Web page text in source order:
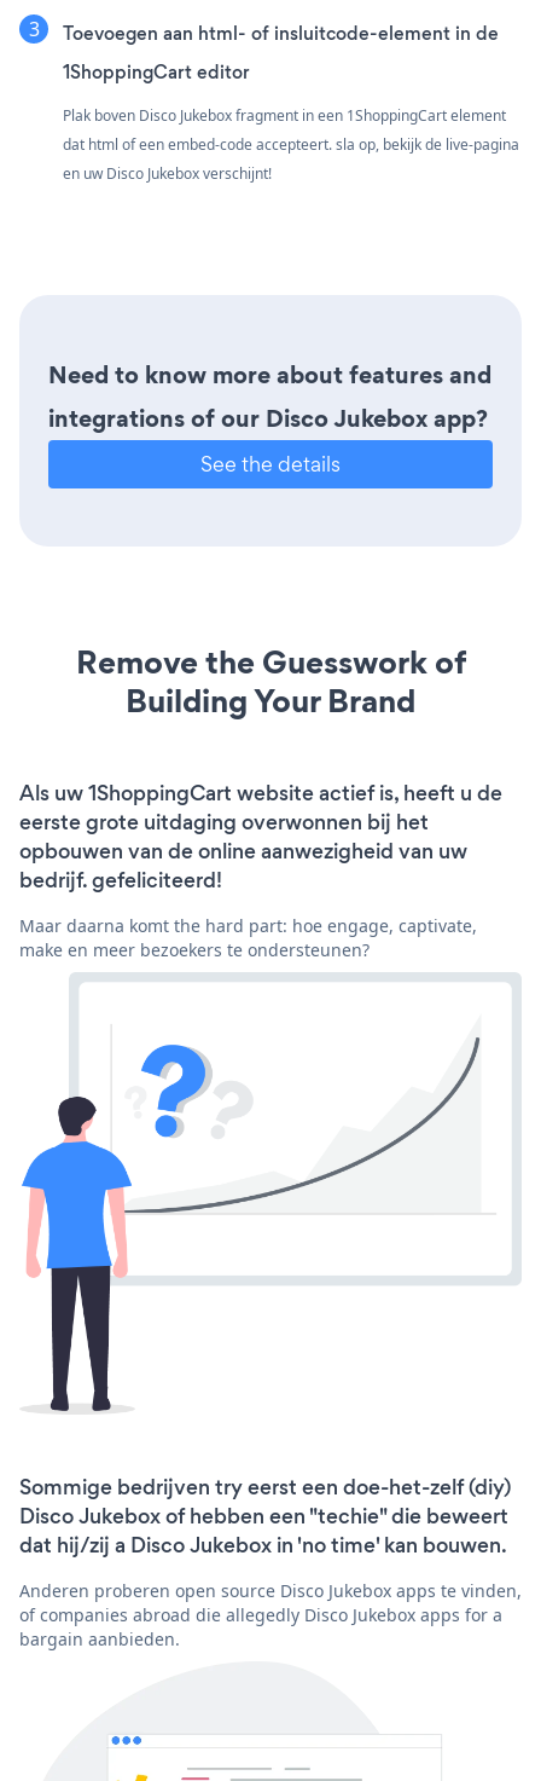
Toevoegen aan html- of insluitcode-element in de
1ShoppingCart editor
Plak boven Disco Jukebox fragment in een 1ShoppingCart element
dat html of een embed-code accepteert. sla op, bekijk de live-pagina
en uw Disco Jukebox verschijnt!
Need to know more about features and
integrations of our Disco Jukebox app?
See the details
Remove the Guesswork of
Building Your Brand
Als uw 1ShoppingCart website actief is, heeft u de
eerste grote uitdaging overwonnen bij het
opbouwen van de online aanwezigheid van uw
bedrijf. gefeliciteerd!
Maar daarna komt the hard part: hoe engage, captivate,
make en meer bezoekers te ondersteunen?
Sommige bedrijven try eerst een doe-het-zelf (diy)
Disco Jukebox of hebben een "techie" die beweert
dat hij/zij a Disco Jukebox in 'no time' kan bouwen.
Anderen proberen open source Disco Jukebox apps te vinden,
of companies abroad die allegedly Disco Jukebox apps for a
bargain aanbieden.